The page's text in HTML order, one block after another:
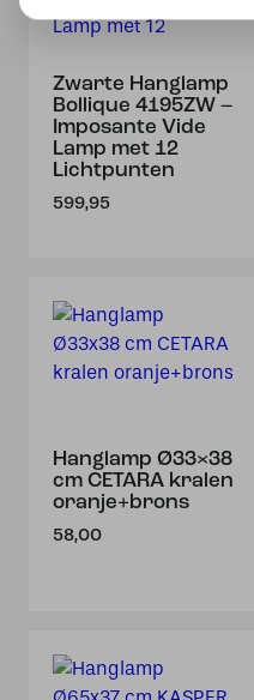
Zwarte Hanglamp
Bollique 4195ZW –
Imposante Vide
Lamp met 12
Lichtpunten
599,95
Hanglamp Ø33×38
cm CETARA kralen
oranje+brons
58,00